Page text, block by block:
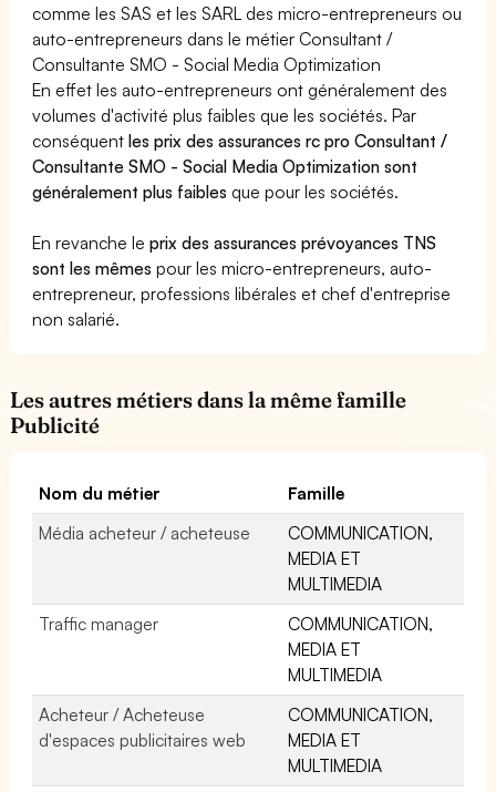
comme les SAS et les SARL des micro-entrepreneurs ou
auto-entrepreneurs dans le métier Consultant /
Consultante SMO - Social Media Optimization
En effet les auto-entrepreneurs ont généralement des
volumes d'activité plus faibles que les sociétés. Par
conséquentles prix des assurances rc pro Consultant /
Consultante SMO - Social Media Optimization sont
généralement plus faibles que pour les sociétés.
En revanche leprix des assurances prévoyances TNS
sont les mêmes pour les micro-entrepreneurs, auto-
entrepreneur, professions libérales et chef d'entreprise
non salarié.
Les autres métiers dans la même famille
Publicité
Nom du métier
Famille
Média acheteur / acheteuse
COMMUNICATION,
MEDIA ET
MULTIMEDIA
Traffic manager
COMMUNICATION,
MEDIA ET
MULTIMEDIA
Acheteur / Acheteuse
d'espaces publicitaires web
COMMUNICATION,
MEDIA ET
MULTIMEDIA